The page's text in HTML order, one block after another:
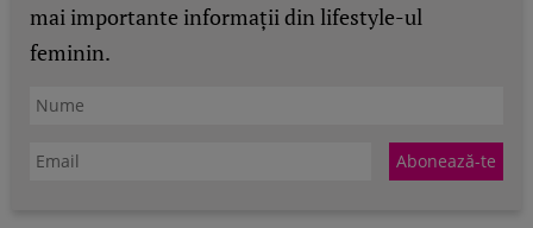
mai importante informații din lifestyle-ul
feminin.